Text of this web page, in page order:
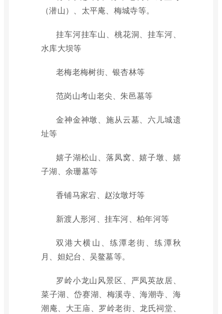
（潜山）、太平庵、梅城寺等。
挂车河挂车山、桃花洞、挂车河、
水库大坝等
老梅老梅树街、银杏林等
范岗山考山老尖、朱邑墓等
金神金神墩、施从云墓、六儿城遗
址等
嬉子湖松山、落凤窝、嬉子墩、嬉
子湖、余珊墓等
香铺马家宕、赵汝墩圩等
新渡人形河、挂车河、柏年河等
双港大横山、练潭老街、练潭秋
月、妲妃台、吴鳌墓等。
罗岭小龙山风景区、严凤英故居、
菜子湖、岱赛湖、梅溪寺、海潮寺、海
潮庵、大王庙、罗岭老街、龙氏祠堂、